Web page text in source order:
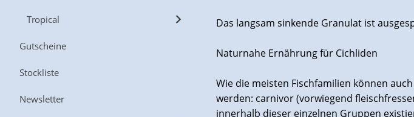
Tropical
Gutscheine
Stockliste
Newsletter
Das langsam sinkende Granulat ist
Naturnahe Ernährung für Cichliden
Wie die meisten Fischfamilien können
werden: carnivor (vorwiegend
innerhalb dieser einzelnen Gruppen